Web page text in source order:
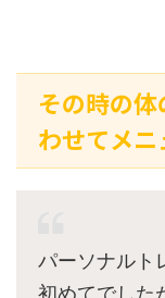
その時の
わせてメニ
パーソナルト